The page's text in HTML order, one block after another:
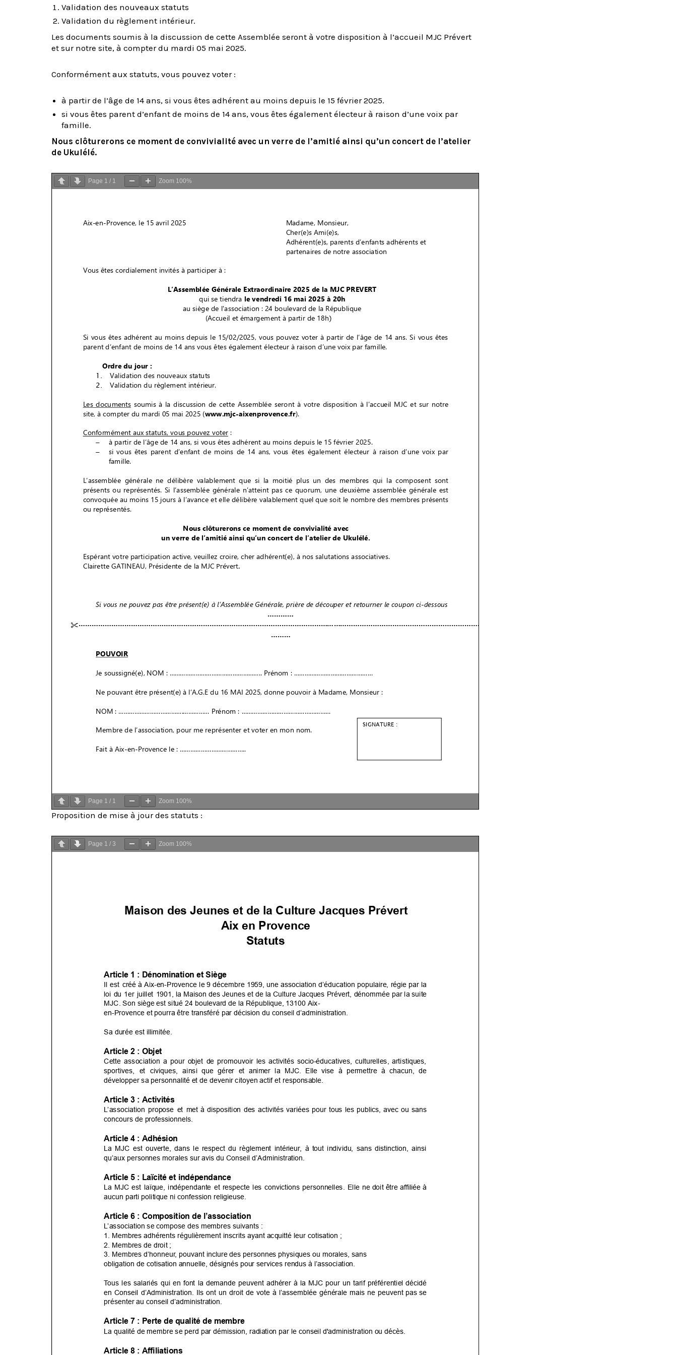
Validation des nouveaux statuts
Validation du règlement intérieur.
Les documents soumis à la discussion de cette Assemblée seront à votre disposition à l’accueil MJC Prévert
et sur notre site, à compter du mardi 05 mai 2025.
Conformément aux statuts, vous pouvez voter :
à partir de l’âge de 14 ans, si vous êtes adhérent au moins depuis le 15 février 2025.
si vous êtes parent d’enfant de moins de 14 ans, vous êtes également électeur à raison d’une voix par
famille.
Nous clôturerons ce moment de convivialité avec un verre de l’amitié ainsi qu’un concert de l’atelier
de Ukulélé.
Page 1 / 1 Zoom 100%
Page 1 / 1 Zoom 100%
Proposition de mise à jour des statuts :
Page 1 / 3 Zoom 100%